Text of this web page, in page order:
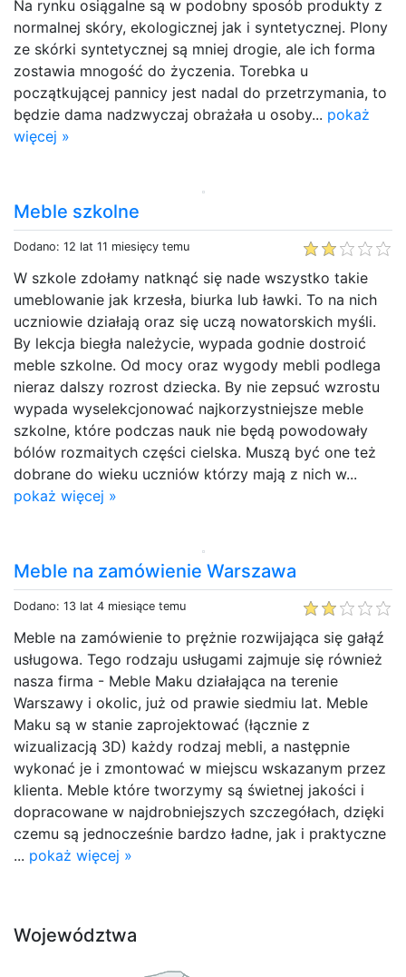
Na rynku osiągalne są w podobny sposób produkty z
normalnej skóry, ekologicznej jak i syntetycznej. Plony
ze skórki syntetycznej są mniej drogie, ale ich forma
zostawia mnogość do życzenia. Torebka u
początkującej pannicy jest nadal do przetrzymania, to
będzie dama nadzwyczaj obrażała u osoby... pokaż
więcej »
Meble szkolne
Dodano: 12 lat 11 miesięcy temu
W szkole zdołamy natknąć się nade wszystko takie
umeblowanie jak krzesła, biurka lub ławki. To na nich
uczniowie działają oraz się uczą nowatorskich myśli.
By lekcja biegła należycie, wypada godnie dostroić
meble szkolne. Od mocy oraz wygody mebli podlega
nieraz dalszy rozrost dziecka. By nie zepsuć wzrostu
wypada wyselekcjonować najkorzystniejsze meble
szkolne, które podczas nauk nie będą powodowały
bólów rozmaitych części cielska. Muszą być one też
dobrane do wieku uczniów którzy mają z nich w...
pokaż więcej »
Meble na zamówienie Warszawa
Dodano: 13 lat 4 miesiące temu
Meble na zamówienie to prężnie rozwijająca się gałąź
usługowa. Tego rodzaju usługami zajmuje się również
nasza firma - Meble Maku działająca na terenie
Warszawy i okolic, już od prawie siedmiu lat. Meble
Maku są w stanie zaprojektować (łącznie z
wizualizacją 3D) każdy rodzaj mebli, a następnie
wykonać je i zmontować w miejscu wskazanym przez
klienta. Meble które tworzymy są świetnej jakości i
dopracowane w najdrobniejszych szczegółach, dzięki
czemu są jednocześnie bardzo ładne, jak i praktyczne
... pokaż więcej »
Województwa